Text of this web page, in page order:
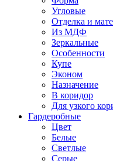
Угловые
Отделка и
Из МДФ
Зеркальные
Особенности
Купе
Эконом
Назначение
В коридор
Для узкого
Гардеробные
Цвет
Белые
Светлые
Серые